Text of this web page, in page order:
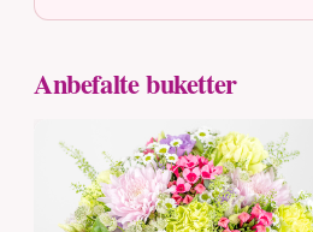
Anbefalte buketter